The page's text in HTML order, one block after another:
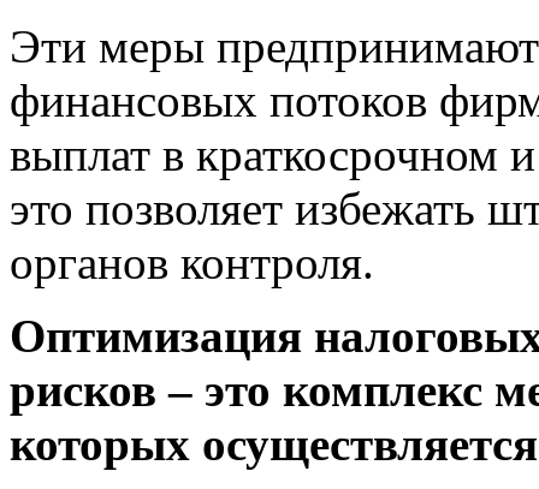
Эти меры
финансовых потоков
выплат в краткосрочном
это позволяет избежать
органов контроля.
Оптимизация
рисков – это комплекс
которых